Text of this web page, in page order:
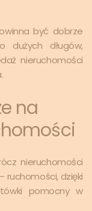
być dobrze
dużych długów,
nieruchomości
na
nieruchomości
ruchomości, dzięki
pomocny w